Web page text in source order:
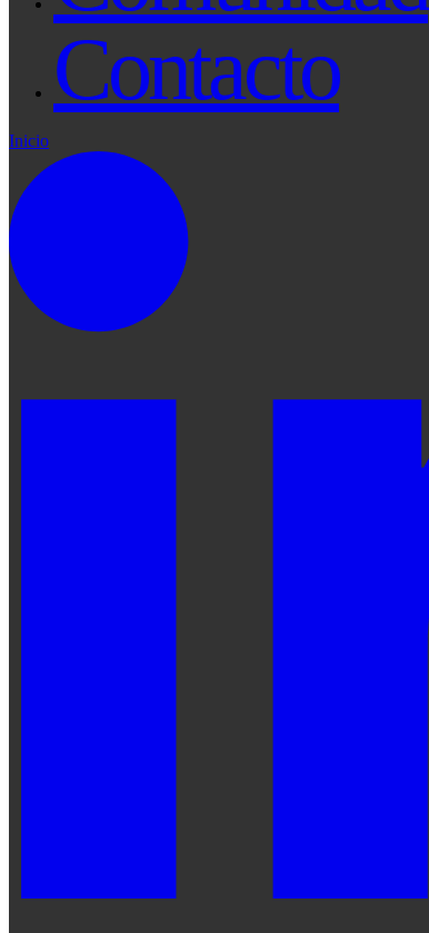
Contacto
Inicio